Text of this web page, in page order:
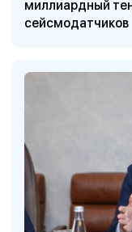
миллиардный
сейсмодатчиков